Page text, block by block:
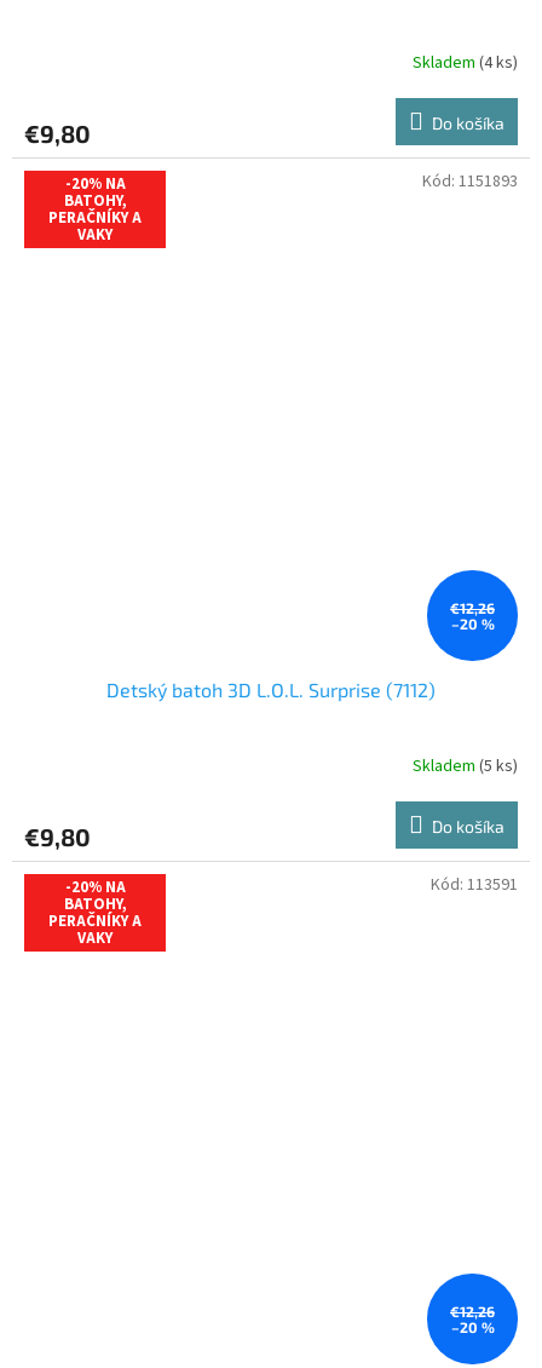
Skladem (4 ks)
€9,80 Do košíka
-20% NA
BATOHY,
PERAČNÍKY A
VAKY
€12,26
–20 %
Detský batoh 3D L.O.L. Surprise (7112)
Skladem (5 ks)
€9,80 Do košíka
Kód: 1151893
-20% NA
BATOHY,
PERAČNÍKY A
VAKY
€12,26
–20 %
Kód: 113591